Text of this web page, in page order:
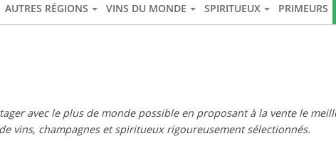
AUTRES RÉGIONS VINS DU MONDE SPIRITUEUX PRIMEURS
avec le plus de monde possible en proposant à la vente le
vins, champagnes et spiritueux rigoureusement sélectionnés.